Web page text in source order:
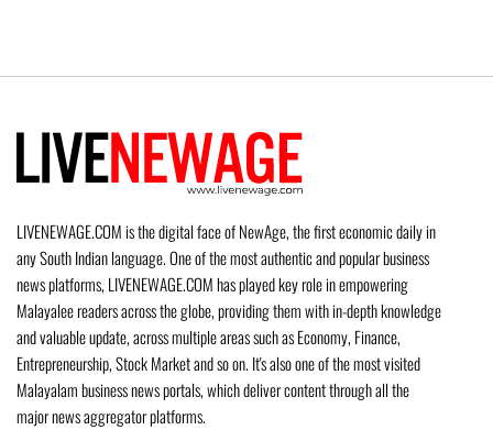
LIVENEWAGE.COM is the digital face of NewAge, the first economic daily in
any South Indian language. One of the most authentic and popular business
news platforms, LIVENEWAGE.COM has played key role in empowering
Malayalee readers across the globe, providing them with in-depth knowledge
and valuable update, across multiple areas such as Economy, Finance,
Entrepreneurship, Stock Market and so on. It's also one of the most visited
Malayalam business news portals, which deliver content through all the
major news aggregator platforms.